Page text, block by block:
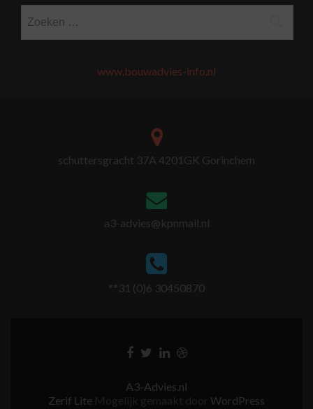
naar:
www.bouwadvies-info.nl
schuttersgracht 37A 4201GK Gorinchem
a3-advies@kpnmail.nl
**31 (0)6 30450870
A3-Advies.nl
Zerif Lite Mogelijk gemaakt door WordPress